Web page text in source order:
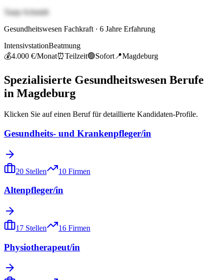
Tanja Schmidt
Gesundheitswesen Fachkraft · 6 Jahre Erfahrung
IntensivstationBeatmung
💰4.000 €/Monat⏰Teilzeit🟢Sofort 📍Magdeburg
Spezialisierte Gesundheitswesen Berufe
in Magdeburg
Klicken Sie auf einen Beruf für detaillierte Kandidaten-Profile.
Gesundheits- und Krankenpfleger/in
20 Stellen 10 Firmen
Altenpfleger/in
17 Stellen 16 Firmen
Physiotherapeut/in